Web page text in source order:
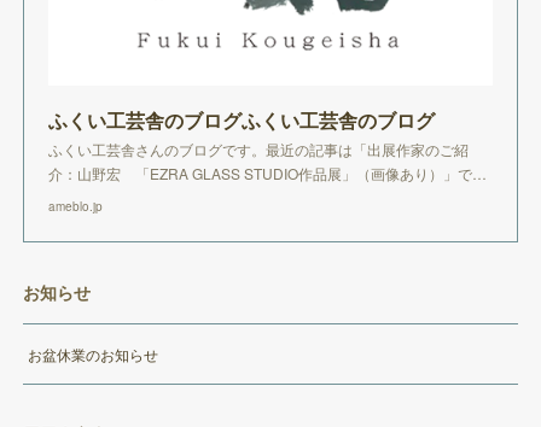
ふくい工芸舎のブログふくい工芸舎のブログ
ふくい工芸舎さんのブログです。最近の記事は「出展作家のご紹
介：山野宏 「EZRA GLASS STUDIO作品展」（画像あり）」で…
ameblo.jp
お知らせ
お盆休業のお知らせ